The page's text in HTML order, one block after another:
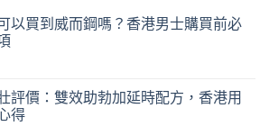
以買到威而鋼嗎？香港男士購買前必
評價：雙效助勃加延時配方，香港用
得